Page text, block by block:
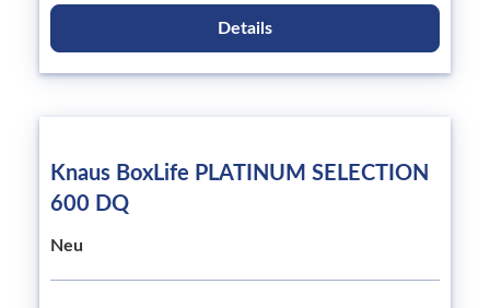
Details
Knaus BoxLife PLATINUM SELECTION
600 DQ
Neu